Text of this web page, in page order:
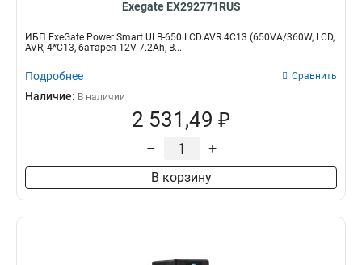
Exegate EX292771RUS
ИБП ExeGate Power Smart ULB-650.LCD.AVR.4C13 (650VA/360W, LCD,
AVR, 4*C13, батарея 12V 7.2Ah, B...
Подробнее Сравнить
Наличие: В наличии
2 531,49 ₽
– +
В корзину